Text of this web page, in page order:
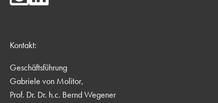
Kontakt:
Geschäftsführung
Gabriele von Molitor,
Prof. Dr. Dr. h.c. Bernd Wegener